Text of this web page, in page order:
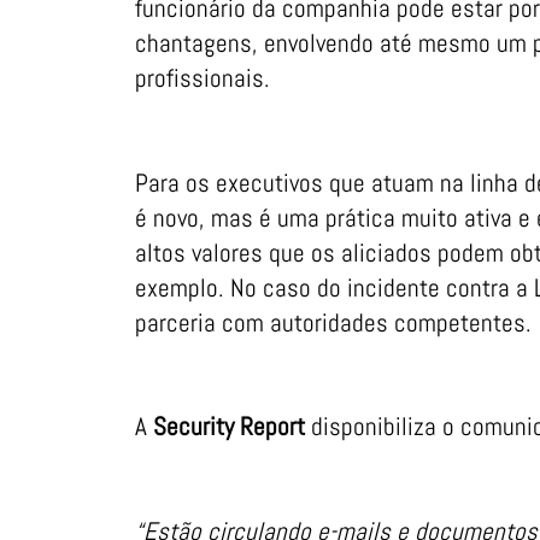
funcionário da companhia pode estar
chantagens, envolvendo até mesmo
profissionais.
Para os executivos que atuam na linha
é novo, mas é uma prática muito ativa
altos valores que os aliciados podem
exemplo. No caso do incidente contra
parceria com autoridades competentes.
A Security Reportdisponibiliza o
“Estão circulando e-mails e